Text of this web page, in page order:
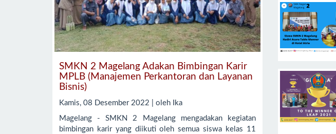
SMKN 2 Magelang Adakan Bimbingan Karir
MPLB (Manajemen Perkantoran dan Layanan
Bisnis)
Kamis, 08 Desember 2022 | oleh Ika
Magelang - SMKN 2 Magelang mengadakan kegiatan
bimbingan karir yang diikuti oleh semua siswa kelas 11